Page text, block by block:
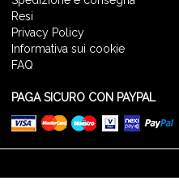
Resi
Privacy Policy
Informativa sui cookie
FAQ
PAGA SICURO CON PAYPAL